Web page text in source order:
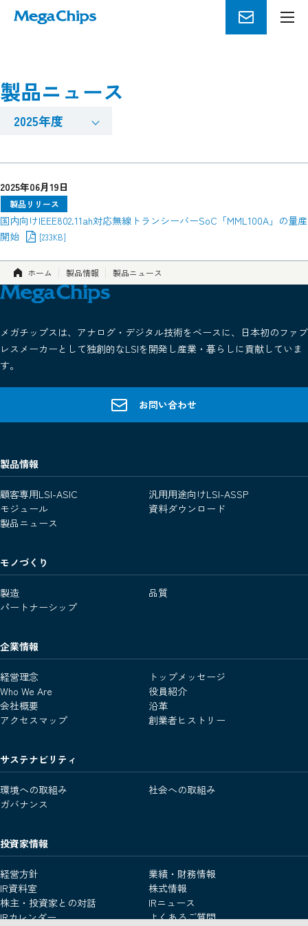
メ
製品ニュース
2025年度
2025年06月19日
製品リリース
国内向けIEEE802.11ah対応無線トランシーバーSoC「MML100A」の量産
開始
[233KB]
ホーム 製品情報 製品ニュース
メガチップスは、アナログ・デジタル技術をベースに、日本初のファブ
レスメーカーとして独創的なLSIを開発し産業・暮らしに貢献していま
す。
お問い合わせ
製品情報
顧客専用LSI-ASIC
汎用用途向けLSI-ASSP
モジュール
資料ダウンロード
製品ニュース
モノづくり
製造
品質
パートナーシップ
企業情報
経営理念
トップメッセージ
Who We Are
役員紹介
会社概要
沿革
アクセスマップ
創業者ヒストリー
サステナビリティ
環境への取組み
社会への取組み
ガバナンス
投資家情報
経営方針
業績・財務情報
IR資料室
株式情報
株主・投資家との対話
IRニュース
IRカレンダー
よくあるご質問